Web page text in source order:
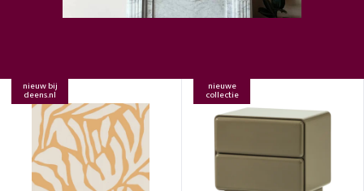
nieuw bij
deens.nl
nieuwe
collectie